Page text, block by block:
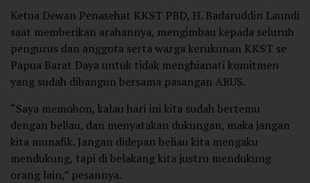
Ketua Dewan Penasehat KKST PBD, H. Badaruddin Laundi
saat memberikan arahannya, mengimbau kepada seluruh
pengurus dan anggota serta warga kerukunan KKST se
Papua Barat Daya untuk tidak menghianati komitmen
yang sudah dibangun bersama pasangan ARUS.
“Saya memohon, kalau hari ini kita sudah bertemu
dengan beliau, dan menyatakan dukungan, maka jangan
kita munafik. Jangan didepan beliau kita mengaku
mendukung, tapi di belakang kita justru mendukung
orang lain,” pesannya.